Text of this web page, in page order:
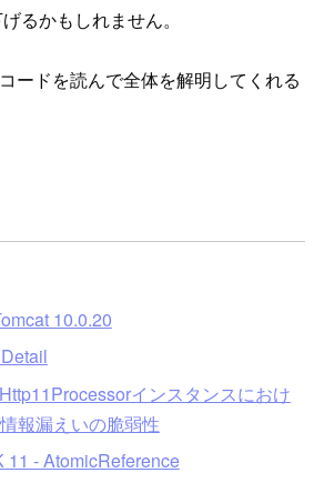
るかもしれません。
ードを読んで全体を解明してくれる
10.0.20
インスタンスにおけ
報漏えいの脆弱性
11 - AtomicReference